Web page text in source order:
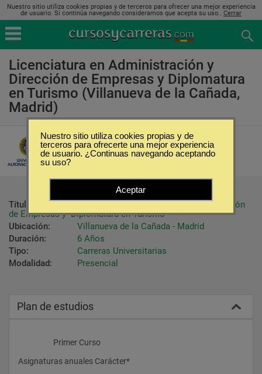
Nuestro sitio utiliza cookies propias y de terceros para ofrecer una mejor experiencia
de usuario. Si continúa navegando consideramos que acepta su uso.. Cerrar
Licenciatura en Administración y
Dirección de Empresas y Diplomatura
en Turismo (Villanueva de la Cañada,
Madrid)
Universidad Alfonso X el Sabio
Título ofrecido:
Licenciatura en Administración y Dirección
de Empresas y  Diplomatura en Turismo
Ubicación:
Villanueva de la Cañada - Madrid
Duración:
6 Años
Tipo:
Carreras Universitarias
Modalidad:
Presencial
Plan de estudios
                    Primer Curso
Asignaturas anuales Carácter*
Nuestro sitio utiliza cookies propias y de
terceros para ofrecerte una mejor experiencia
de usuario. ¿Continuas navegando aceptando
su uso?
Aceptar